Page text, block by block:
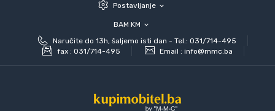
Postavljanje expand_more
BAM KM expand_more
Naručite do 13h, šaljemo isti dan - Tel.: 031/714-495
fax : 031/714-495 Email : info@mmc.ba